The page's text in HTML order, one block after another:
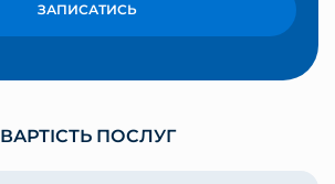
ЗАПИСАТИСЬ
ВАРТІСТЬ ПОСЛУГ